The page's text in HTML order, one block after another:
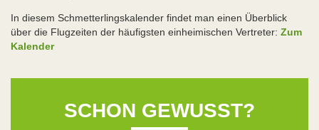
In diesem Schmetterlingskalender findet man einen Überblick
über die Flugzeiten der häufigsten einheimischen Vertreter: Zum
Kalender
SCHON GEWUSST?